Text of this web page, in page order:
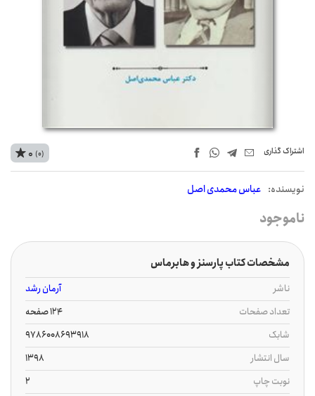
اشتراک‌ گذاری
نويسنده: عباس محمدی اصل
0 (0)
ناموجود
مشخصات کتاب پارسنز و هابرماس
ناشر
آرمان رشد
تعداد صفحات
124 صفحه
شابک
9786008693918
سال انتشار
1398
نوبت چاپ
2